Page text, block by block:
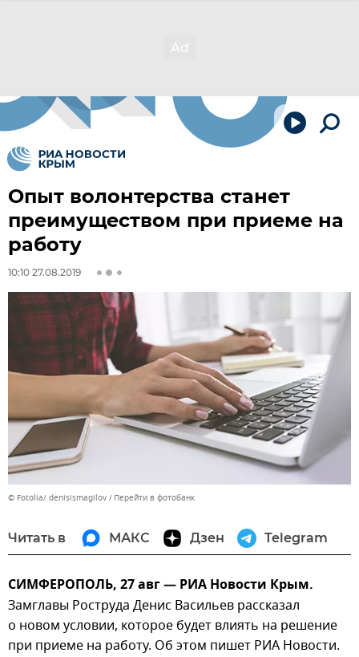
Опыт волонтерства станет
преимуществом при приеме на
работу
10:10 27.08.2019
© Fotolia/ denisismagilov Перейти в фотобанк
Читать в МАКС Дзен Telegram
СИМФЕРОПОЛЬ, 27 авг — РИА Новости Крым.
Замглавы Роструда Денис Васильев рассказал
о новом условии, которое будет влиять на решение
при приеме на работу. Об этом пишет РИА Новости.